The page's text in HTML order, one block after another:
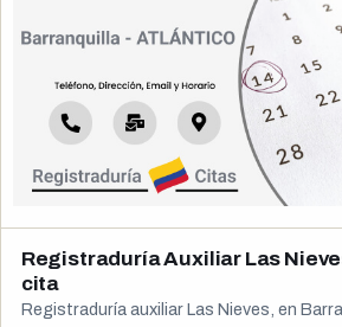
Registraduría Auxiliar Las
cita
Registraduría auxiliar Las Nieves, en